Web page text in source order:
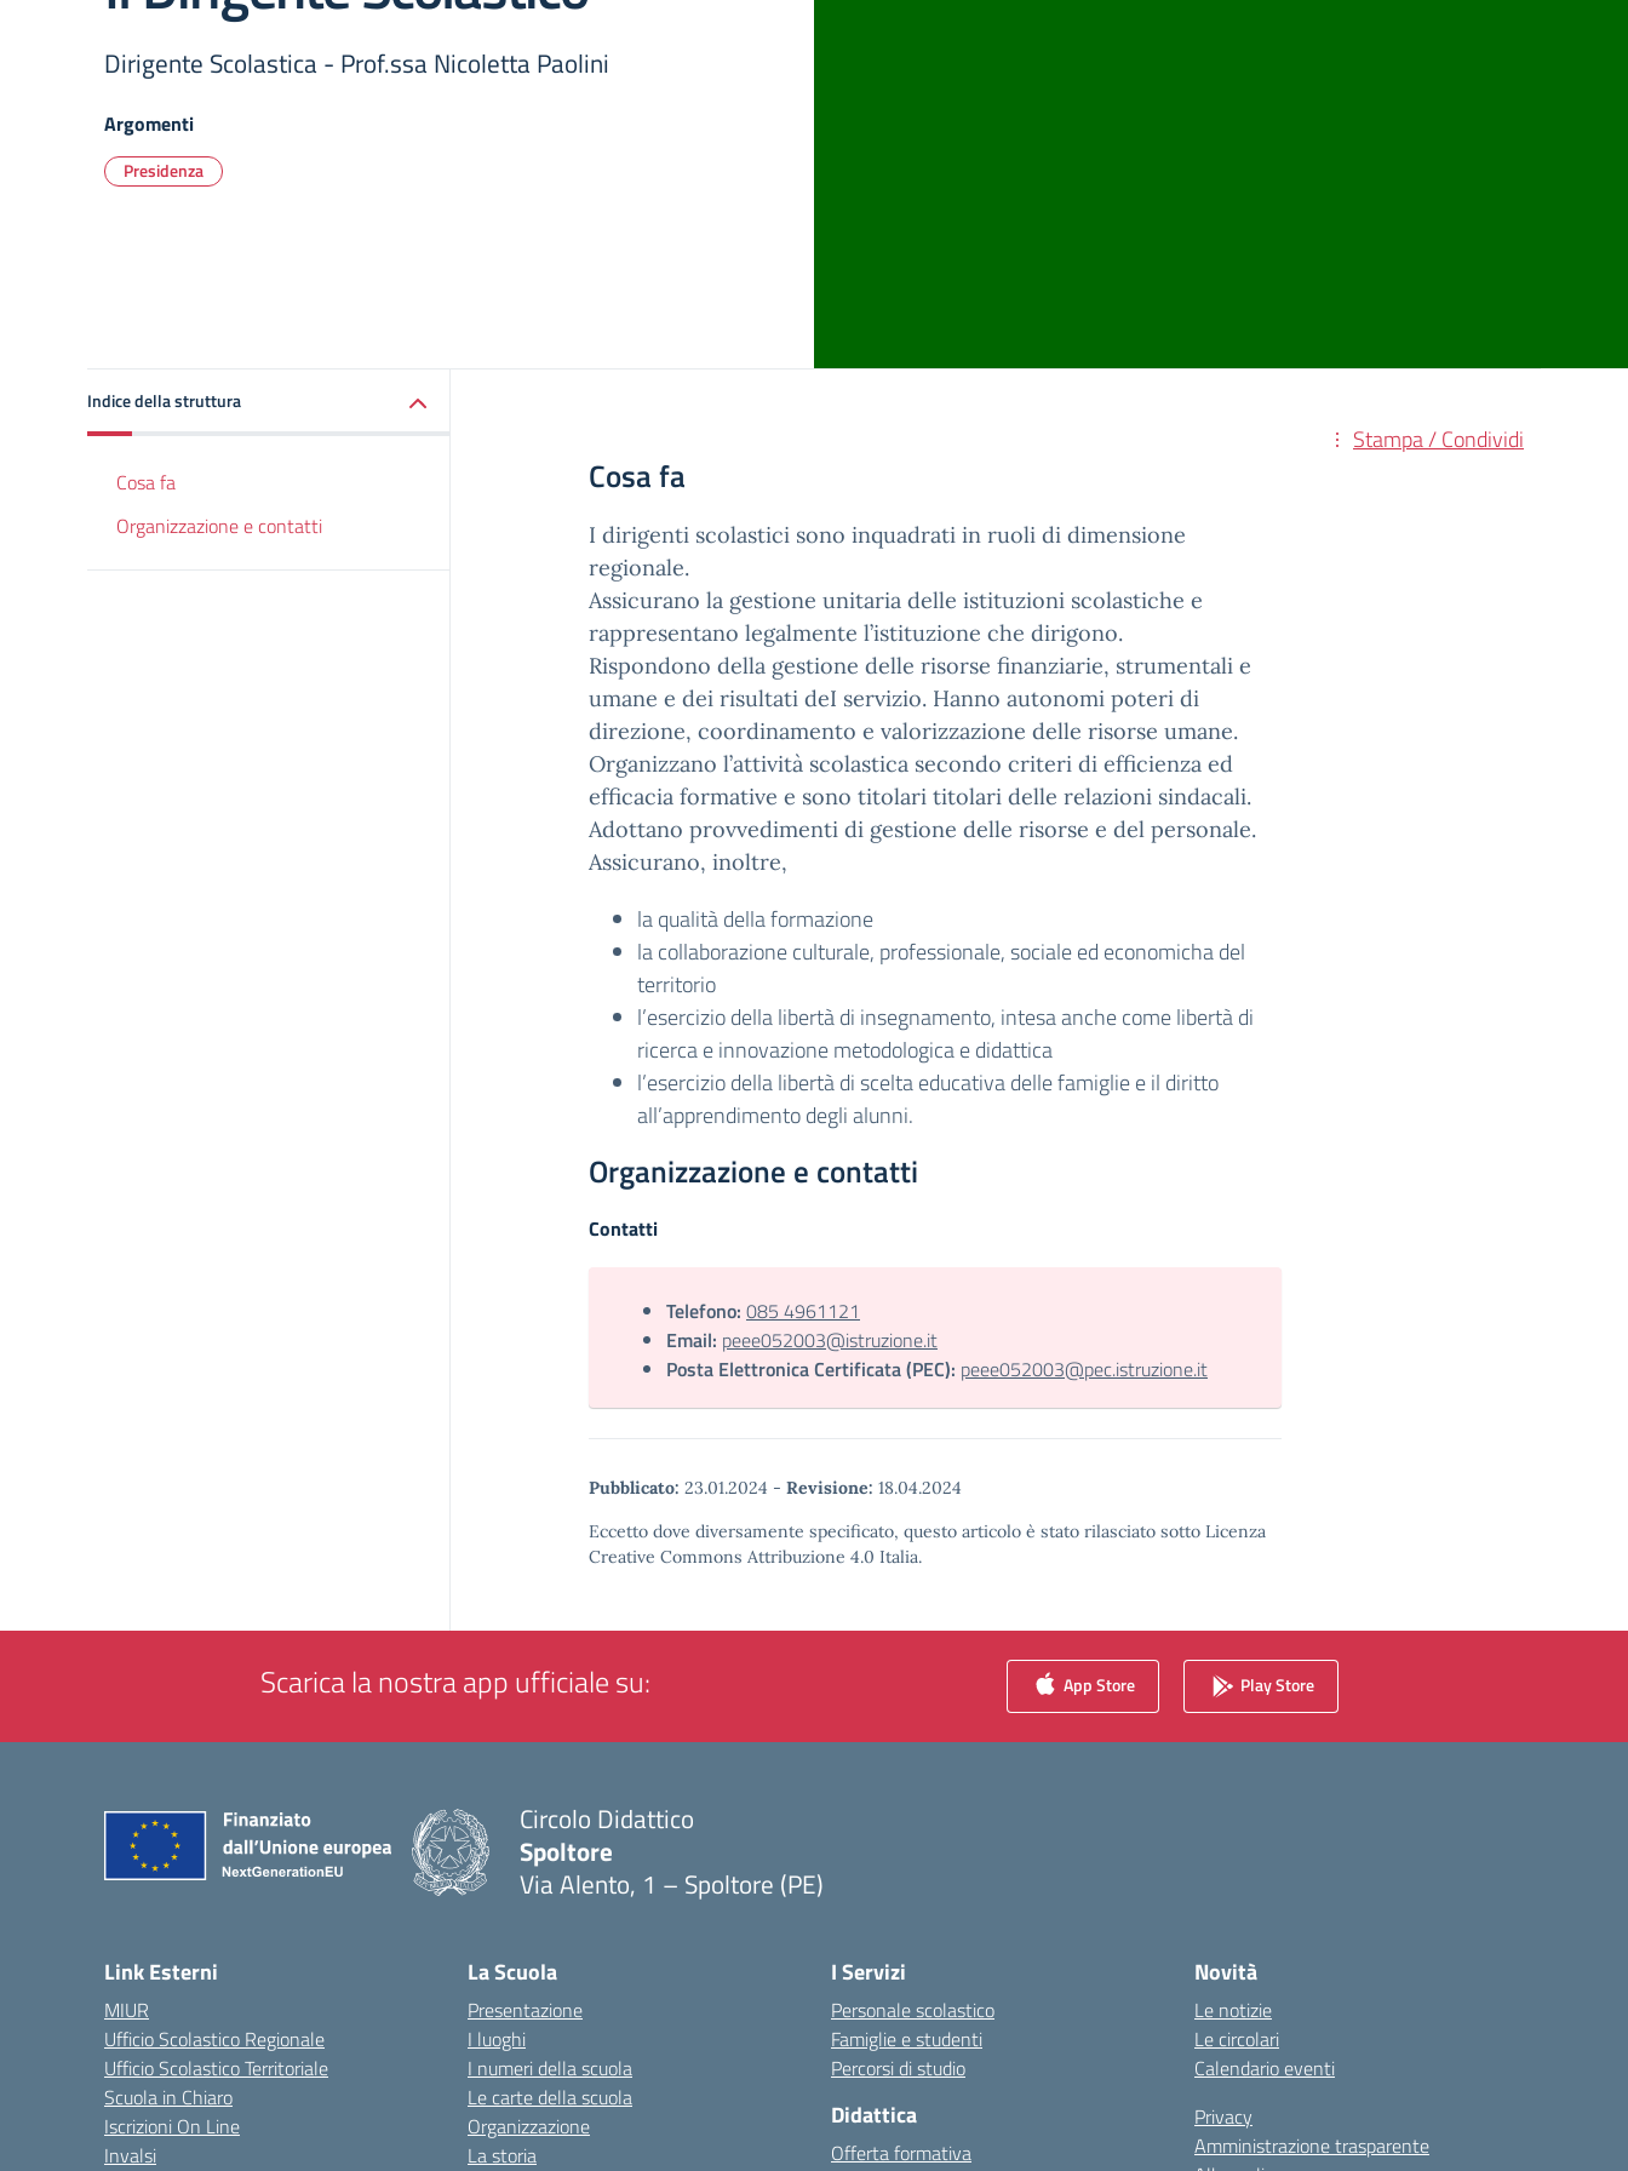
Dirigente Scolastica - Prof.ssa Nicoletta Paolini
Argomenti
Presidenza
Indice della struttura
Cosa fa
Organizzazione e contatti
Stampa / Condividi
Cosa fa
I dirigenti scolastici sono inquadrati in ruoli di dimensione
regionale.
Assicurano la gestione unitaria delle istituzioni scolastiche e
rappresentano legalmente l’istituzione che dirigono.
Rispondono della gestione delle risorse finanziarie, strumentali e
umane e dei risultati deI servizio. Hanno autonomi poteri di
direzione, coordinamento e valorizzazione delle risorse umane.
Organizzano l’attività scolastica secondo criteri di efficienza ed
efficacia formative e sono titolari titolari delle relazioni sindacali.
Adottano provvedimenti di gestione delle risorse e del personale.
Assicurano, inoltre,
la qualità della formazione
la collaborazione culturale, professionale, sociale ed economicha del
territorio
l’esercizio della libertà di insegnamento, intesa anche come libertà di
ricerca e innovazione metodologica e didattica
l’esercizio della libertà di scelta educativa delle famiglie e il diritto
all’apprendimento degli alunni.
Organizzazione e contatti
Contatti
Telefono: 085 4961121
Email: peee052003@istruzione.it
Posta Elettronica Certificata (PEC): peee052003@pec.istruzione.it
Pubblicato: 23.01.2024 - Revisione: 18.04.2024
Eccetto dove diversamente specificato, questo articolo è stato rilasciato sotto Licenza
Creative Commons Attribuzione 4.0 Italia.
Scarica la nostra app ufficiale su: App Store Play Store
Circolo Didattico
Spoltore
Via Alento, 1 – Spoltore (PE)
Link Esterni
MIUR
Ufficio Scolastico Regionale
Ufficio Scolastico Territoriale
Scuola in Chiaro
Iscrizioni On Line
Invalsi
La Scuola
Presentazione
I luoghi
I numeri della scuola
Le carte della scuola
Organizzazione
La storia
I Servizi
Personale scolastico
Famiglie e studenti
Percorsi di studio
Didattica
Offerta formativa
Novità
Le notizie
Le circolari
Calendario eventi
Privacy
Amministrazione trasparente